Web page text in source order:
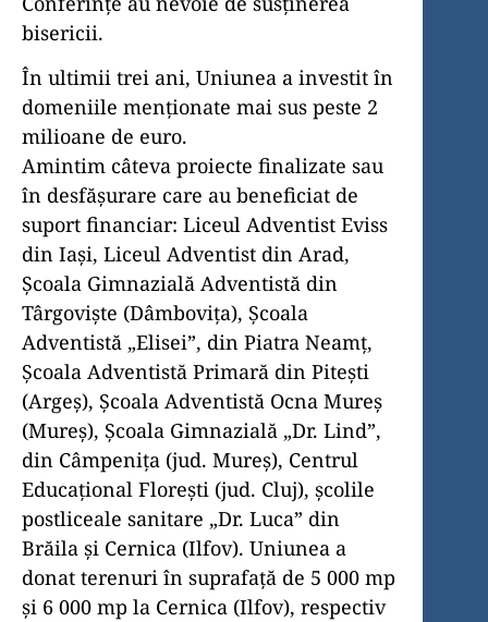
bisericii.
În ultimii trei ani, Uniunea a investit în
dome­niile menționate mai sus peste 2
milioane de euro.
Amintim câteva proiecte finalizate sau
în desfășurare care au beneficiat de
suport financiar: Liceul Adventist Eviss
din Iași, Liceul Adventist din Arad,
Școala Gimnazială Adventistă din
Târgoviște (Dâmbovița), Școala
Adventistă „Elisei”, din Piatra Neamț,
Școala Adventistă Primară din Pitești
(Argeș), Școala Adventistă Ocna Mureș
(Mureș), Școala Gimnazială „Dr. Lind”,
din Câmpenița (jud. Mureș), Centrul
Educațional Florești (jud. Cluj), școlile
postliceale sanitare „Dr. Luca” din
Brăila și Cernica (Ilfov). Uniunea a
donat terenuri în suprafață de 5 000 mp
și 6 000 mp la Cernica (Ilfov), respectiv